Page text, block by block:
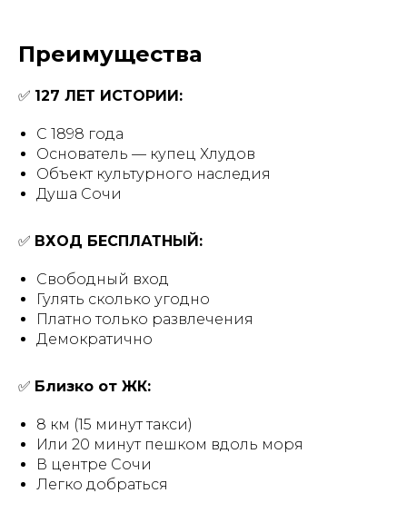
Преимущества
✅ 127 ЛЕТ ИСТОРИИ:
С 1898 года
Основатель — купец Хлудов
Объект культурного наследия
Душа Сочи
✅ ВХОД БЕСПЛАТНЫЙ:
Свободный вход
Гулять сколько угодно
Платно только развлечения
Демократично
✅ Близко от ЖК:
8 км (15 минут такси)
Или 20 минут пешком вдоль моря
В центре Сочи
Легко добраться